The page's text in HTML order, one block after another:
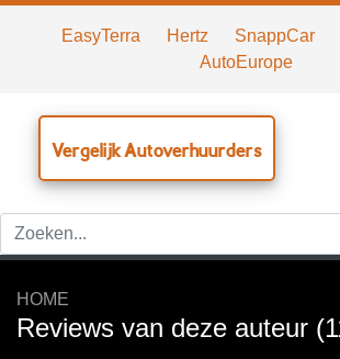
EasyTerra Hertz SnappCar
AutoEurope
Vergelijk Autoverhuurders
HOME
Reviews van deze auteur